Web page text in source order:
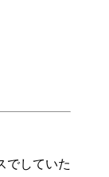
でしていた